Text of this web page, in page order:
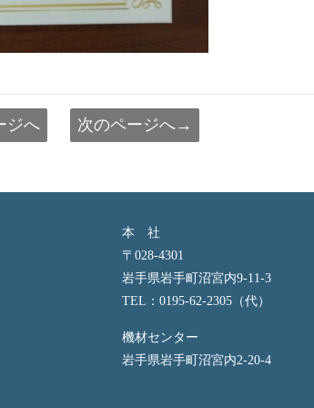
ジへ 次のページへ→
本 社
〒028-4301
岩手県岩手町沼宮内9-11-3
TEL：0195-62-2305（代）
機材センター
岩手県岩手町沼宮内2-20-4